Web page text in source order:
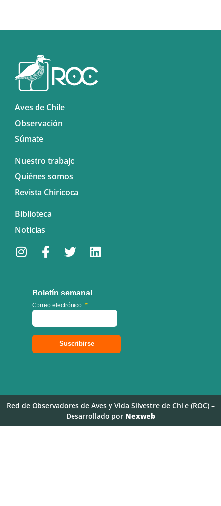
Aves de Chile
Observación
Súmate
Nuestro trabajo
Quiénes somos
Revista Chiricoca
Biblioteca
Noticias
Boletín semanal
Correo electrónico *
Red de Observadores de Aves y Vida Silvestre de Chile (ROC) –
Desarrollado por Nexweb